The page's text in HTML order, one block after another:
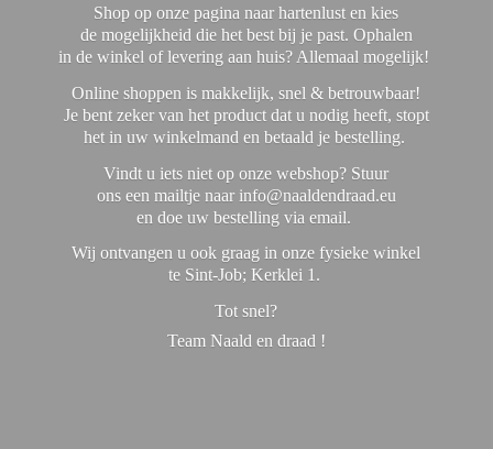
Shop op onze pagina naar hartenlust en kies
de mogelijkheid die het best bij je past. Ophalen
in de winkel of levering aan huis? Allemaal mogelijk!
Online shoppen is makkelijk, snel & betrouwbaar!
Je bent zeker van het product dat u nodig heeft, stopt
het in uw winkelmand en betaald je bestelling.
Vindt u iets niet op onze webshop? Stuur
ons een mailtje naar info@naaldendraad.eu
en doe uw bestelling via email.
Wij ontvangen u ook graag in onze fysieke winkel
te Sint-Job; Kerklei 1.
Tot snel?
Team Naald en draad !